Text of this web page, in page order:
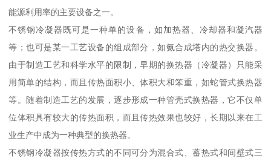
能源利用率的主要设备之一。
不锈钢冷凝器既可是一种单的设备，如加热器、冷却器和凝汽器
等；也可是某一工艺设备的组成部分，如氨合成塔内的热交换器。
由于制造工艺和科学水平的限制，早期的换热器（冷凝器）只能采
用简单的结构，而且传热面积小、体积大和笨重，如蛇管式换热器
等。随着制造工艺的发展，逐步形成一种管壳式换热器，它不仅单
位体积具有较大的传热面积，而且传热效果也较好，长期以来在工
业生产中成为一种典型的换热器。
不锈钢冷凝器按传热方式的不同可分为混合式、蓄热式和间壁式三